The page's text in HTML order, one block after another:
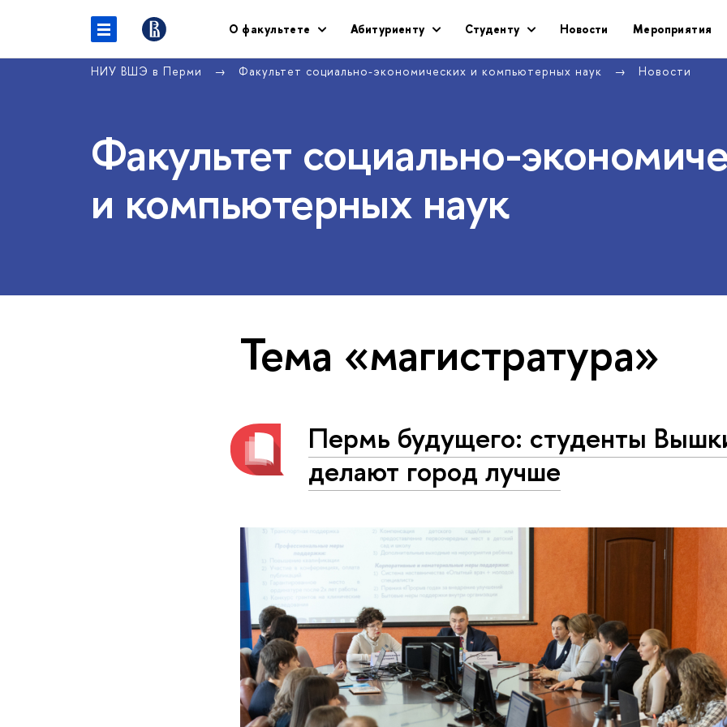
О факультете Абитуриенту Студенту Новости Мероприятия
НИУ ВШЭ в Перми Факультет социально-экономических и компьютерных наук Новости
Факультет социально-
и компьютерных наук
Тема «магистратура»
Пермь будущего: студенты
делают город лучше